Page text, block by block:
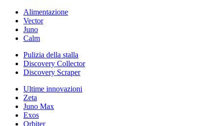
Alimentazione
Vector
Juno
Calm
Pulizia della stalla
Discovery Collector
Discovery Scraper
Ultime innovazioni
Zeta
Juno Max
Exos
Orbiter